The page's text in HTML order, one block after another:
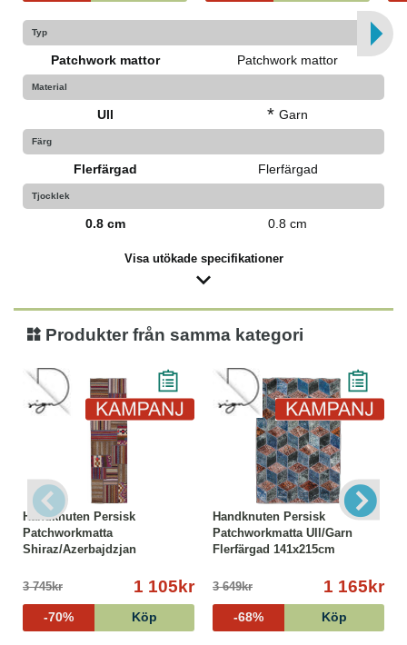
Typ
Patchwork mattor Patchwork mattor
Material
Ull * Garn
Färg
Flerfärgad Flerfärgad
Tjocklek
0.8 cm 0.8 cm
Visa utökade specifikationer
Produkter från samma kategori
Handknuten Persisk
Patchworkmatta
Shiraz/Azerbajdzjan
3 745kr
1 105kr
-70% Köp
Handknuten Persisk
Patchworkmatta Ull/Garn
Flerfärgad 141x215cm
3 649kr 1 165kr
-68% Köp